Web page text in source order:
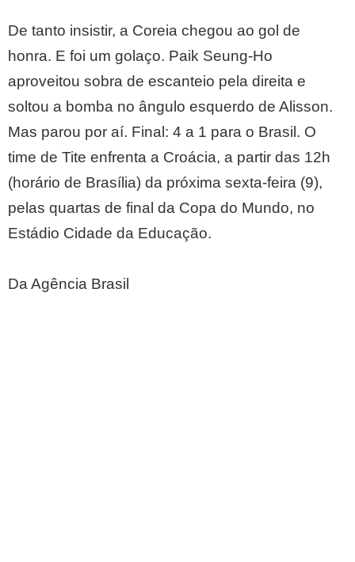
De tanto insistir, a Coreia chegou ao gol de
honra. E foi um golaço. Paik Seung-Ho
aproveitou sobra de escanteio pela direita e
soltou a bomba no ângulo esquerdo de Alisson.
Mas parou por aí. Final: 4 a 1 para o Brasil. O
time de Tite enfrenta a Croácia, a partir das 12h
(horário de Brasília) da próxima sexta-feira (9),
pelas quartas de final da Copa do Mundo, no
Estádio Cidade da Educação.
Da Agência Brasil